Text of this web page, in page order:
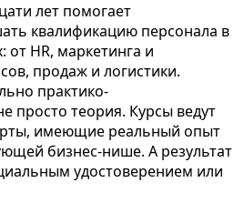
лет помогает
квалификацию персонала в
от HR, маркетинга и
продаж и логистики.
практико-
просто теория. Курсы ведут
имеющие реальный опыт
бизнес-нише. А результат
удостоверением или